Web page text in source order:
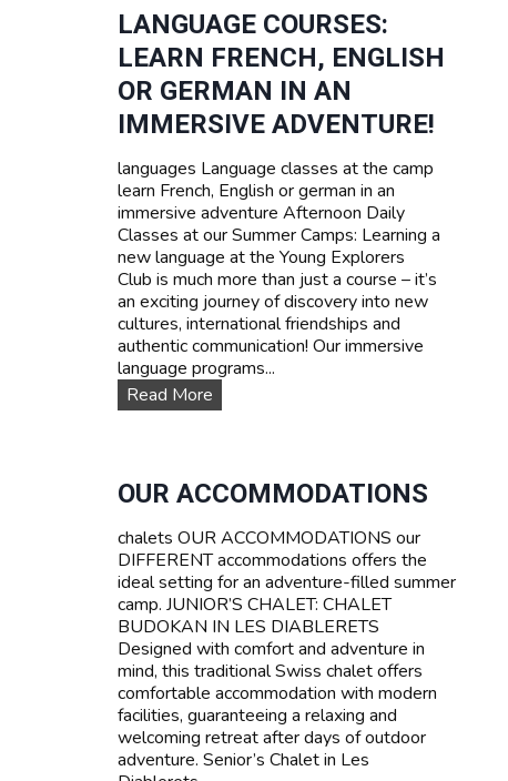
s
a
t
e
s
a
n
P
r
i
c
e
s
LANGUAGE COURSES:
LEARN FRENCH, ENGLISH
OR GERMAN IN AN
IMMERSIVE ADVENTURE!
languages Language classes at the camp
learn French, English or german in an
immersive adventure Afternoon Daily
Classes at our Summer Camps: Learning a
new language at the Young Explorers
Club is much more than just a course – it’s
an exciting journey of discovery into new
cultures, international friendships and
authentic communication! Our immersive
language programs...
Read MoreL
a
u
a
g
e
c
o
u
r
s
e
s
:
L
e
OUR ACCOMMODATIONS
chalets OUR ACCOMMODATIONS our
DIFFERENT accommodations offers the
ideal setting for an adventure-filled summer
camp. JUNIOR’S CHALET: CHALET
BUDOKAN IN LES DIABLERETS
Designed with comfort and adventure in
mind, this traditional Swiss chalet offers
comfortable accommodation with modern
facilities, guaranteeing a relaxing and
welcoming retreat after days of outdoor
adventure. Senior’s Chalet in Les